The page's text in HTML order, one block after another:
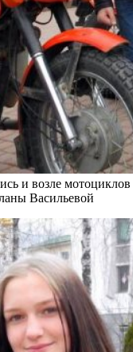
и возле
Васильевой